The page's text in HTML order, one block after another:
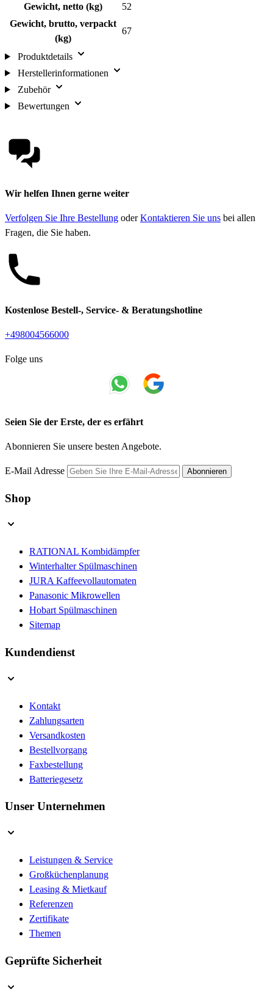
Gewicht, netto (kg)
52
Gewicht, brutto, verpackt
(kg)
67
Produktdetails
Herstellerinformationen
Zubehör
Bewertungen
Wir helfen Ihnen gerne weiter
Verfolgen Sie Ihre Bestellung oderKontaktieren Sie uns bei allen
Fragen, die Sie haben.
Kostenlose Bestell-, Service- & Beratungshotline
+498004566000
Folge uns
Seien Sie der Erste, der es erfährt
Abonnieren Sie unsere besten Angebote.
E-Mail Adresse Abonnieren
Shop
RATIONAL Kombidämpfer
Winterhalter Spülmaschinen
JURA Kaffeevollautomaten
Panasonic Mikrowellen
Hobart Spülmaschinen
Sitemap
Kundendienst
Kontakt
Zahlungsarten
Versandkosten
Bestellvorgang
Faxbestellung
Batteriegesetz
Unser Unternehmen
Leistungen & Service
Großküchenplanung
Leasing & Mietkauf
Referenzen
Zertifikate
Themen
Geprüfte Sicherheit